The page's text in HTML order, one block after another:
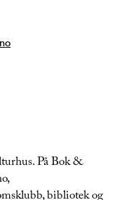
På Bok &